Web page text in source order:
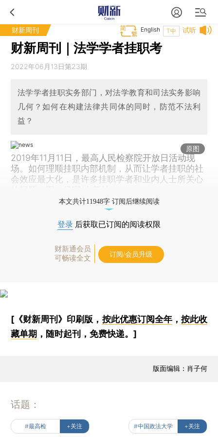
财新周刊 试听
T中
English
财新周刊｜法学学者挂职考
2022年06月13日第23期
法学学者挂职实务部门，对法学教育和司法实务影响
几何？如何在构建法律共同体的同时，防范不法利
益？
原图
2019年11月11日，最高人民检察院开放日活动现
场。如何理顺挂职内部机制，从而让学者挂职的社
会效应最大化，是许多挂职学者和业内人士所关心
本文共计11948字 订阅后继续阅读
登录 后获取已订阅的阅读权限
财新通会员
可畅读全文
订阅/会员升级
[《财新周刊》印刷版， 按此优惠订阅全年， 按此收
藏单期 ，随时起刊，免费快递。]
版面编辑：肖子何
话题：
#最高检 +关注 #中国政法大学 +关注